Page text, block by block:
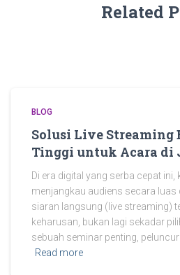
Related
BLOG
Solusi Live Streaming
Tinggi untuk Acara di
Di era digital yang serba cepat
menjangkau audiens secara luas
siaran langsung (live streaming)
keharusan, bukan lagi sekadar
sebuah seminar penting,
Read more